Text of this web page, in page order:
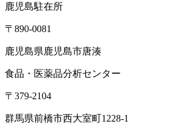
鹿児島駐在所
〒890-0081
鹿児島県鹿児島市唐湊
食品・医薬品分析センター
〒379-2104
群馬県前橋市西大室町1228-1